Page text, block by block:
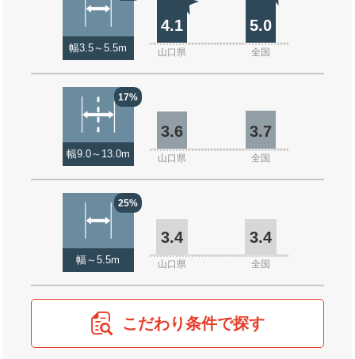
幅3.5～5.5m
4.1 5.0
山口県 全国
17%
幅9.0～13.0m
3.6 3.7
山口県 全国
25%
幅～5.5m
3.4 3.4
山口県 全国
こだわり条件で探す